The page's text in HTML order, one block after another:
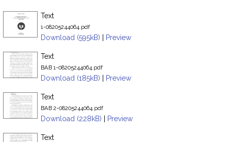
Text
1-08205244064.pdf
Download (595kB) | Preview
Text
BAB 1-08205244064.pdf
Download (185kB) | Preview
Text
BAB 2-08205244064.pdf
Download (228kB) | Preview
Text